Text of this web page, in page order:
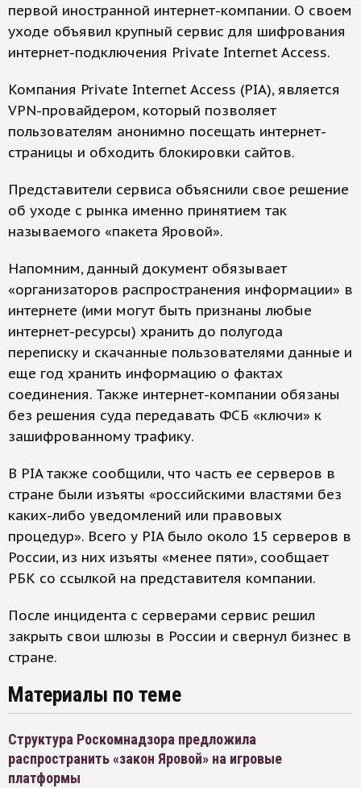
первой иностранной интернет-компании. О своем
уходе объявил крупный сервис для шифрования
интернет-подключения Private Internet Access.
Компания Private Internet Access (PIA), является
VPN-провайдером, который позволяет
пользователям анонимно посещать интернет-
страницы и обходить блокировки сайтов.
Представители сервиса объяснили свое решение
об уходе с рынка именно принятием так
называемого «пакета Яровой».
Напомним, данный документ обязывает
«организаторов распространения информации» в
интернете (ими могут быть признаны любые
интернет-ресурсы) хранить до полугода
переписку и скачанные пользователями данные и
еще год хранить информацию о фактах
соединения. Также интернет-компании обязаны
без решения суда передавать ФСБ «ключи» к
зашифрованному трафику.
В PIA также сообщили, что часть ее серверов в
стране были изъяты «российскими властями без
каких-либо уведомлений или правовых
процедур». Всего у PIA было около 15 серверов в
России, из них изъяты «менее пяти», сообщает
РБК со ссылкой на представителя компании.
После инцидента с серверами сервис решил
закрыть свои шлюзы в России и свернул бизнес в
стране.
Материалы по теме
Структура Роскомнадзора предложила
распространить «закон Яровой» на игровые
платформы